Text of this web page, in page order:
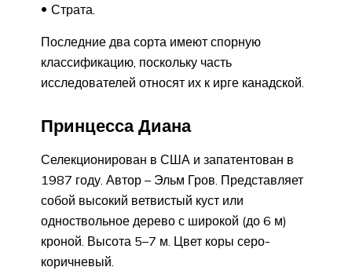
Страта.
Последние два сорта имеют спорную
классификацию, поскольку часть
исследователей относят их к ирге канадской.
Принцесса Диана
Селекционирован в США и запатентован в
1987 году. Автор – Эльм Гров. Представляет
собой высокий ветвистый куст или
одноствольное дерево с широкой (до 6 м)
кроной. Высота 5–7 м. Цвет коры серо-
коричневый.